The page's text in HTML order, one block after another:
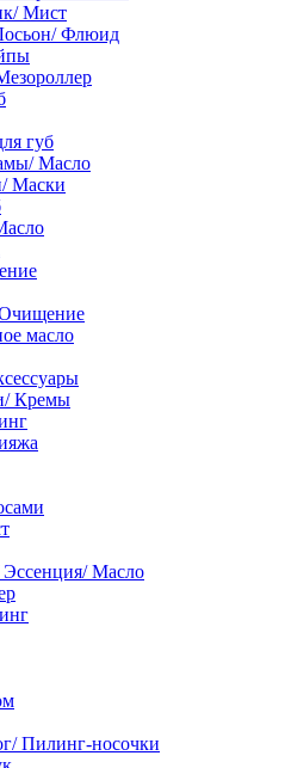
Мист
Флюид
губ
Масло
Маски
масло
Кремы
Масло
Пилинг-носочки